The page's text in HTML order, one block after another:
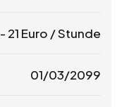
- 21 Euro / Stunde
01/03/2099